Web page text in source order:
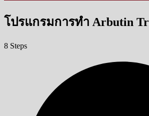
โปรแกรมการทำ Arbutin
8 Steps